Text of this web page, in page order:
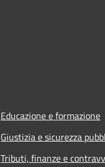
Educazione e formazione
Giustizia e sicurezza
Tributi, finanze e